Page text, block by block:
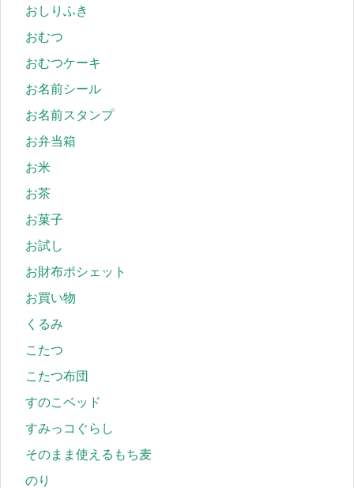
おしりふき
おむつ
おむつケーキ
お名前シール
お名前スタンプ
お弁当箱
お米
お茶
お菓子
お試し
お財布ポシェット
お買い物
くるみ
こたつ
こたつ布団
すのこベッド
すみっコぐらし
そのまま使えるもち麦
のり